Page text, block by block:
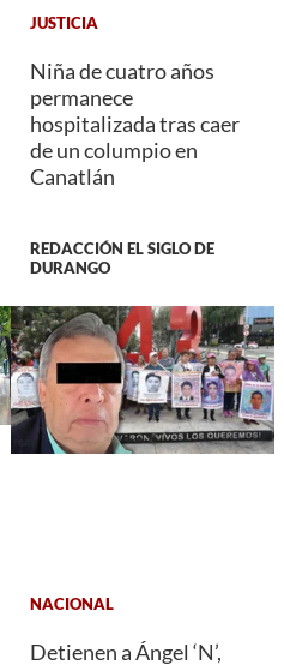
JUSTICIA
Niña de cuatro años
permanece
hospitalizada tras caer
de un columpio en
Canatlán
REDACCIÓN EL SIGLO DE
DURANGO
NACIONAL
Detienen a Ángel ‘N’,